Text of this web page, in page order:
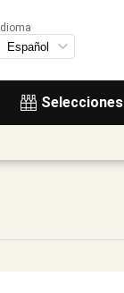
Selecciones
Idioma